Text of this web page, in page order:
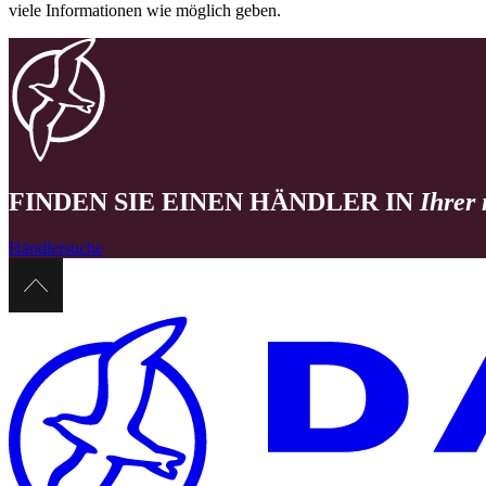
viele Informationen wie möglich geben.
FINDEN SIE EINEN HÄNDLER IN Ihrer
Händlersuche